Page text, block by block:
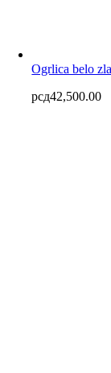
Ogrlica belo
рсд42,500.00